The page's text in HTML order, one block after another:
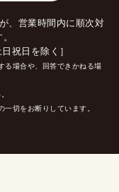
、営業時間内に順次対
祝日を除く］
る場合や、回答できかねる場
切をお断りしています。